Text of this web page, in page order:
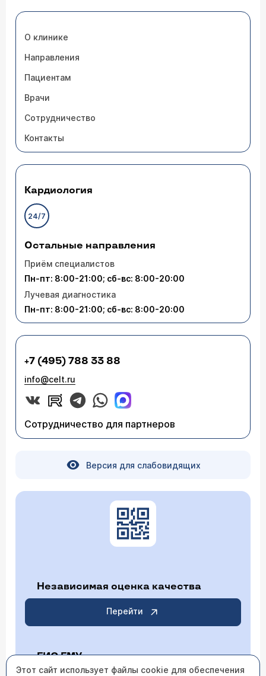
О клинике
Направления
Пациентам
Врачи
Сотрудничество
Контакты
Кардиология
24/7
Остальные направления
Приём специалистов
Пн-пт: 8:00-21:00; сб-вс: 8:00-20:00
Лучевая диагностика
Пн-пт: 8:00-21:00; сб-вс: 8:00-20:00
+7 (495) 788 33 88
info@celt.ru
Сотрудничество для партнеров
Версия для слабовидящих
Независимая оценка качества
Перейти
ГИС ГМУ
Этот сайт использует файлы cookie для обеспечения